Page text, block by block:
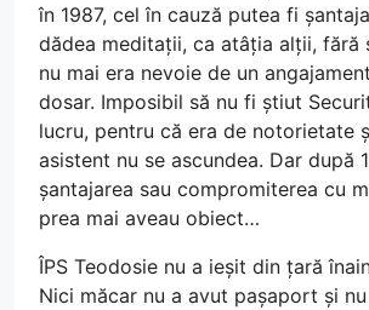
în 1987, cel în cauză putea fi
dădea meditații, ca atâția alții, fără
nu mai era nevoie de un
dosar. Imposibil să nu fi știut
lucru, pentru că era de notorietate
asistent nu se ascundea. Dar după
șantajarea sau compromiterea cu
prea mai aveau obiect…
ÎPS Teodosie nu a ieșit din țară
Nici măcar nu a avut pașaport și